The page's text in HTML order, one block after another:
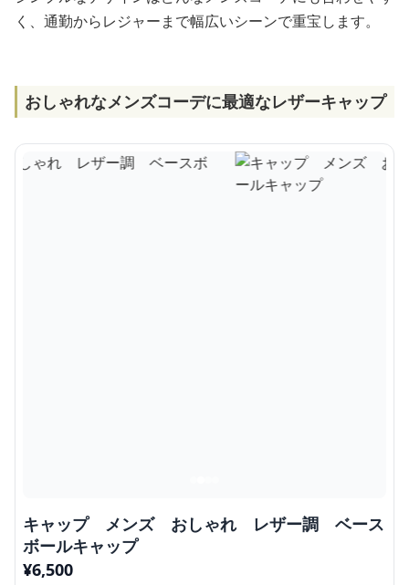
く、通勤からレジャーまで幅広いシーンで重宝します。
おしゃれなメンズコーデに最適なレザーキャップ
キャップ メンズ おしゃれ レザー調 ベース
ボールキャップ
¥6,500